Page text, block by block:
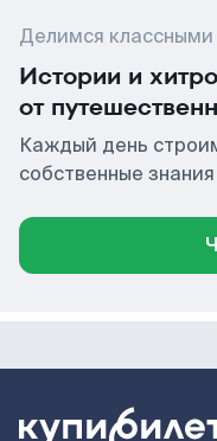
Делимся
Истории и
от
Каждый день
собственные